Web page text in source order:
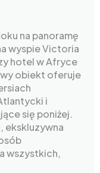
na panoramę
wyspie Victoria
hotel w Afryce
obiekt oferuje
i
się poniżej.
ekskluzywna
wszystkich,